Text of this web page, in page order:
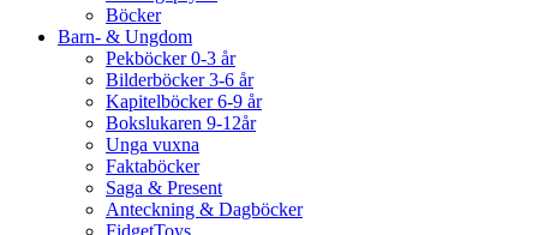
Böcker
Barn- & Ungdom
Pekböcker 0-3 år
Bilderböcker 3-6 år
Kapitelböcker 6-9 år
Bokslukaren 9-12år
Unga vuxna
Faktaböcker
Saga & Present
Anteckning & Dagböcker
FidgetToys